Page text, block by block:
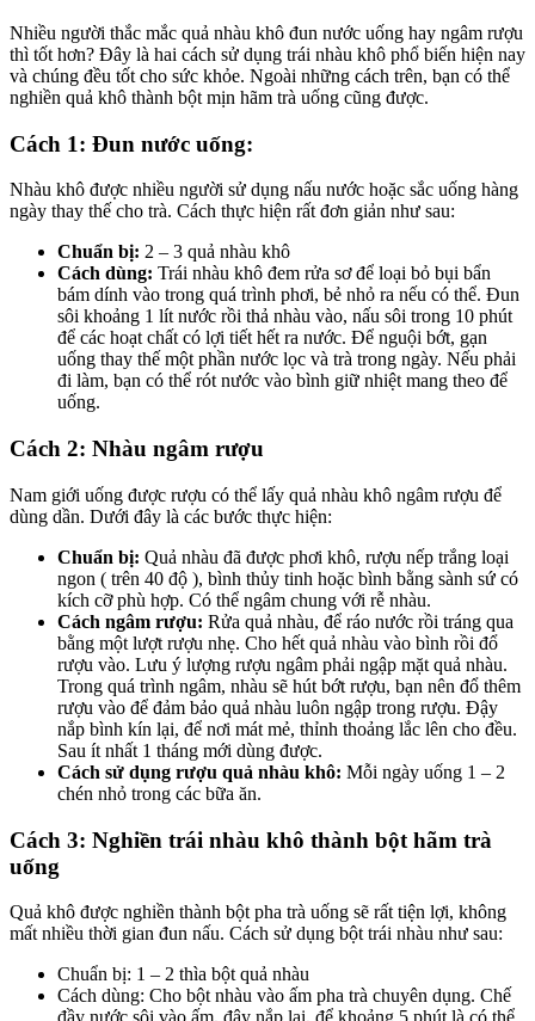
Nhiều người thắc mắc quả nhàu khô đun nước uống hay ngâm rượu
thì tốt hơn? Đây là hai cách sử dụng trái nhàu khô phổ biến hiện nay
và chúng đều tốt cho sức khỏe. Ngoài những cách trên, bạn có thể
nghiền quả khô thành bột mịn hãm trà uống cũng được.
Cách 1: Đun nước uống:
Nhàu khô được nhiều người sử dụng nấu nước hoặc sắc uống hàng
ngày thay thế cho trà. Cách thực hiện rất đơn giản như sau:
Chuẩn bị: 2 – 3 quả nhàu khô
Cách dùng: Trái nhàu khô đem rửa sơ để loại bỏ bụi bẩn
bám dính vào trong quá trình phơi, bẻ nhỏ ra nếu có thể. Đun
sôi khoảng 1 lít nước rồi thả nhàu vào, nấu sôi trong 10 phút
để các hoạt chất có lợi tiết hết ra nước. Để nguội bớt, gạn
uống thay thế một phần nước lọc và trà trong ngày. Nếu phải
đi làm, bạn có thể rót nước vào bình giữ nhiệt mang theo để
uống.
Cách 2: Nhàu ngâm rượu
Nam giới uống được rượu có thể lấy quả nhàu khô ngâm rượu để
dùng dần. Dưới đây là các bước thực hiện:
Chuẩn bị: Quả nhàu đã được phơi khô, rượu nếp trắng loại
ngon ( trên 40 độ ), bình thủy tinh hoặc bình bằng sành sứ có
kích cỡ phù hợp. Có thể ngâm chung với rễ nhàu.
Cách ngâm rượu: Rửa quả nhàu, để ráo nước rồi tráng qua
bằng một lượt rượu nhẹ. Cho hết quả nhàu vào bình rồi đổ
rượu vào. Lưu ý lượng rượu ngâm phải ngập mặt quả nhàu.
Trong quá trình ngâm, nhàu sẽ hút bớt rượu, bạn nên đổ thêm
rượu vào để đảm bảo quả nhàu luôn ngập trong rượu. Đậy
nắp bình kín lại, để nơi mát mẻ, thỉnh thoảng lắc lên cho đều.
Sau ít nhất 1 tháng mới dùng được.
Cách sử dụng rượu quả nhàu khô: Mỗi ngày uống 1 – 2
chén nhỏ trong các bữa ăn.
Cách 3: Nghiền trái nhàu khô thành bột hãm trà
uống
Quả khô được nghiền thành bột pha trà uống sẽ rất tiện lợi, không
mất nhiều thời gian đun nấu. Cách sử dụng bột trái nhàu như sau:
Chuẩn bị: 1 – 2 thìa bột quả nhàu
Cách dùng: Cho bột nhàu vào ấm pha trà chuyên dụng. Chế